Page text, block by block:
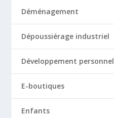
Déménagement
Dépoussiérage industriel
Développement personnel
E-boutiques
Enfants